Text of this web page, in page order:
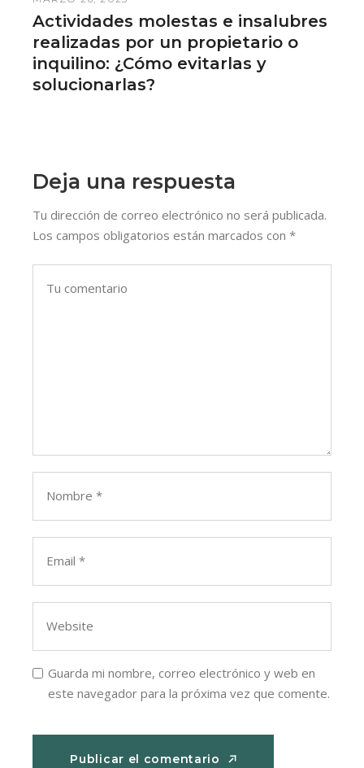
Actividades molestas e insalubres
realizadas por un propietario o
inquilino: ¿Cómo evitarlas y
solucionarlas?
Deja una respuesta
Tu dirección de correo electrónico no será publicada.
Los campos obligatorios están marcados con*
Guarda mi nombre, correo electrónico y web en
este navegador para la próxima vez que comente.
Publicar el comentario